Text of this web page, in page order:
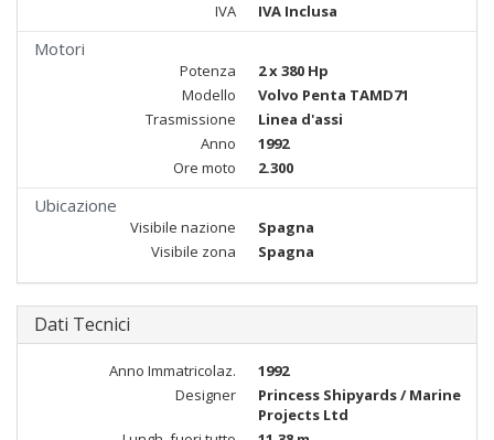
IVA
IVA Inclusa
Motori
Potenza
2 x 380 Hp
Modello
Volvo Penta TAMD71
Trasmissione
Linea d'assi
Anno
1992
Ore moto
2.300
Ubicazione
Visibile nazione
Spagna
Visibile zona
Spagna
Dati Tecnici
Anno Immatricolaz.
1992
Designer
Princess Shipyards / Marine
Projects Ltd